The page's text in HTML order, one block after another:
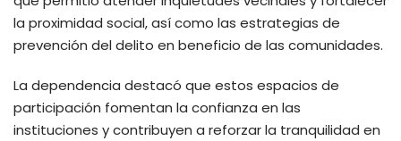
la proximidad social, así como las estrategias de
prevención del delito en beneficio de las comunidades.
La dependencia destacó que estos espacios de
participación fomentan la confianza en las
instituciones y contribuyen a reforzar la tranquilidad en